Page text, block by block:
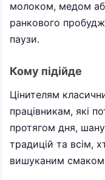
молоком, медом
ранкового
паузи.
Кому підійде
Цінителям
працівникам, які
протягом дня,
традицій та всім,
вишуканим